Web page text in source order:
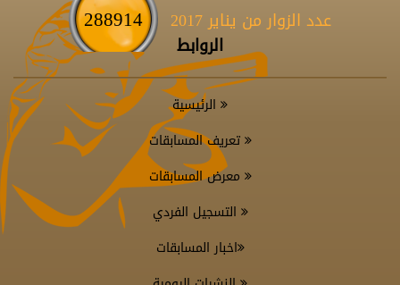
عدد الزوار من يناير 2017 288914
الروابط
الرئيسية
تعريف المسابقات
معرض المسابقات
التسجيل الفردي
اخبار المسابقات